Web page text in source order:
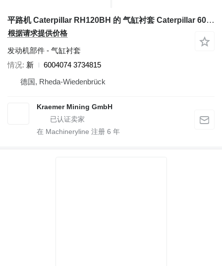
平路机 Caterpillar RH120BH 的 气缸衬套 Caterpillar 6004074 3734815
根据请求提供价格
发动机部件 - 气缸衬套
情况 新
6004074 3734815
德国, Rheda-Wiedenbrück
Kraemer Mining GmbH
在 Machineryline 注册 6 年